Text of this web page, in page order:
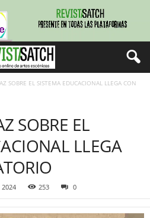
SOBRE EL SISTEMA EDUCACIONAL LLEGA CON
SOBRE EL
LLEGA
253 0